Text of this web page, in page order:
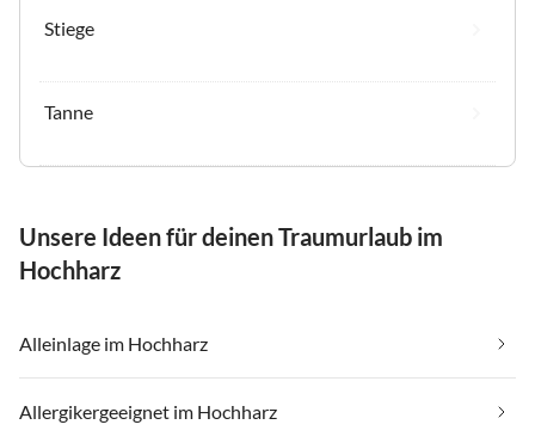
Stiege
Tanne
Unsere Ideen für deinen Traumurlaub im
Hochharz
Alleinlage im Hochharz
Allergikergeeignet im Hochharz